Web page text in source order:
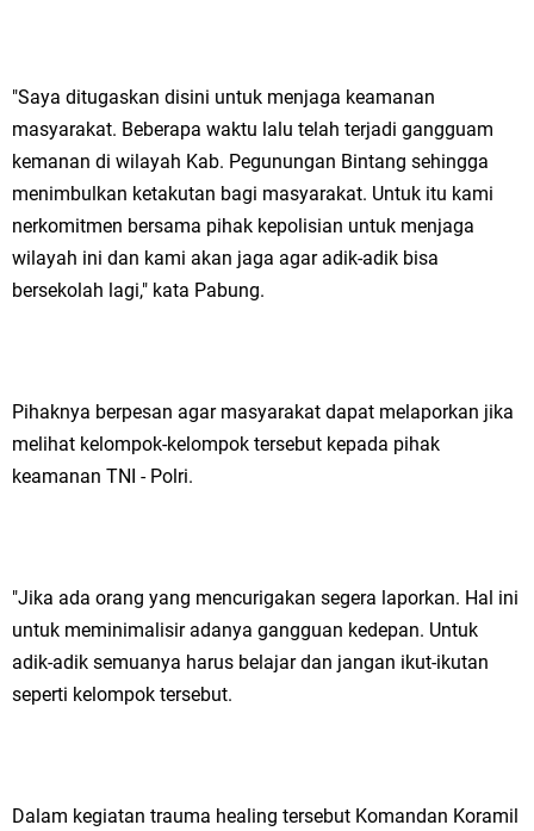
"Saya ditugaskan disini untuk menjaga keamanan
masyarakat. Beberapa waktu lalu telah terjadi gangguam
kemanan di wilayah Kab. Pegunungan Bintang sehingga
menimbulkan ketakutan bagi masyarakat. Untuk itu kami
nerkomitmen bersama pihak kepolisian untuk menjaga
wilayah ini dan kami akan jaga agar adik-adik bisa
bersekolah lagi," kata Pabung.
Pihaknya berpesan agar masyarakat dapat melaporkan jika
melihat kelompok-kelompok tersebut kepada pihak
keamanan TNI - Polri.
"Jika ada orang yang mencurigakan segera laporkan. Hal ini
untuk meminimalisir adanya gangguan kedepan. Untuk
adik-adik semuanya harus belajar dan jangan ikut-ikutan
seperti kelompok tersebut.
Dalam kegiatan trauma healing tersebut Komandan Koramil